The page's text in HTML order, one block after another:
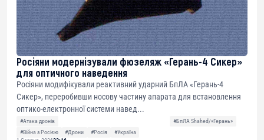
Росіяни модернізували фюзеляж «Герань-4 Сикер»
для оптичного наведення
Росіяни модифікували реактивний ударний БпЛА «Герань-4
Сикер», переробивши носову частину апарата для встановлення
оптико-електронної системи навед...
#Атака дронів
#БпЛА Shahed/«Герань»
#Війна з Росією
#Дрони #Росія
#Україна